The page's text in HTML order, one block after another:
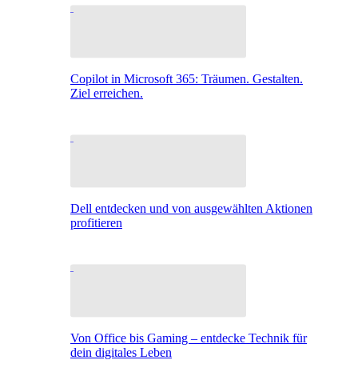
Copilot in Microsoft 365: Träumen. Gestalten.
Ziel erreichen.
Dell entdecken und von ausgewählten Aktionen
profitieren
Von Office bis Gaming – entdecke Technik für
dein digitales Leben